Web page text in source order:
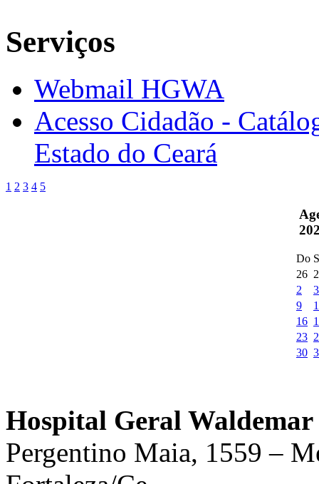
Serviços
Webmail HGWA
Acesso Cidadão -
Estado do Ceará
1 2 3 4 5
Do
26
2
3
9
16
23
30
Hospital Geral
Pergentino Maia, 1559 –